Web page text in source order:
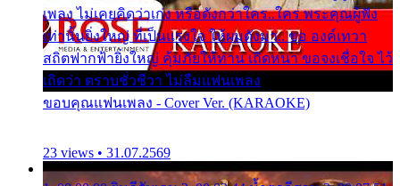
เพลง ไม่เคยคิดว่าเก่ง หรือดังกว่าใคร..ใคร พระคุณผู้ฟัง
เท่านั้นยิ่งใหญ่ ที่เป็นแรงใจ ให้ผมดังมา.. ขอ องค์เทวา
สถิตฟากฟ้ายิ่งใหญ่ คุ้มภัยให้ท่าน เถิดหนา ขอจงเชื่อใจ ไว้
เถิดว่า ตราบชั่วชีวา ไม่ลืมแฟนเพลง
ขอบคุณแฟนเพลง - Cover Ver. (KARAOKE)
23 views • 31.07.2569